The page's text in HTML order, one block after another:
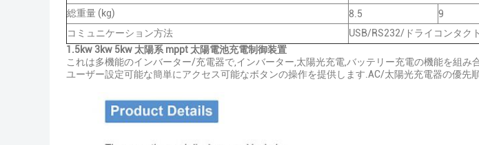
総重量 (kg)
8.5 9
コミュニケーション方法
USB/RS232/ドライコンタクト
1.5kw 3kw 5kw 太陽系 mppt 太陽電池充電制御装置
これは多機能のインバーター/充電器で,インバーター,太陽光充電,バッテリー充電の機能を組
ユーザー設定可能な簡単にアクセス可能なボタンの操作を提供します.AC/太陽光充電器の優